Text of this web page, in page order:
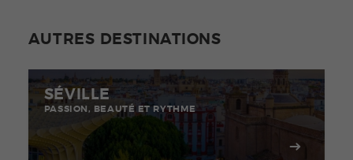
AUTRES DESTINATIONS
SÉVILLE
PASSION, BEAUTÉ ET RYTHME